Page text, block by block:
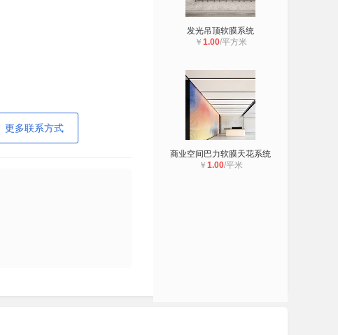
更多联系方式
发光吊顶软膜系统
￥ 1.00/平方米
商业空间巴力软膜天花系统
￥ 1.00/平米